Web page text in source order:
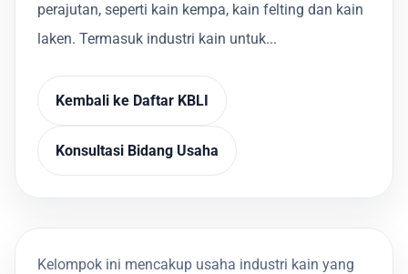
perajutan, seperti kain kempa, kain felting dan kain
laken. Termasuk industri kain untuk...
Kembali ke Daftar KBLI
Konsultasi Bidang Usaha
Kelompok ini mencakup usaha industri kain yang